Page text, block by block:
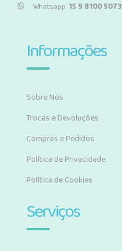
Whatsapp:15 9 8100 5073
Informações
Sobre Nós
Trocas e Devoluções
Compras e Pedidos
Política de Privacidade
Política de Cookies
Serviços